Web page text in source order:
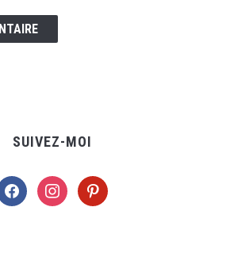
SUIVEZ-MOI
instagrampinterest